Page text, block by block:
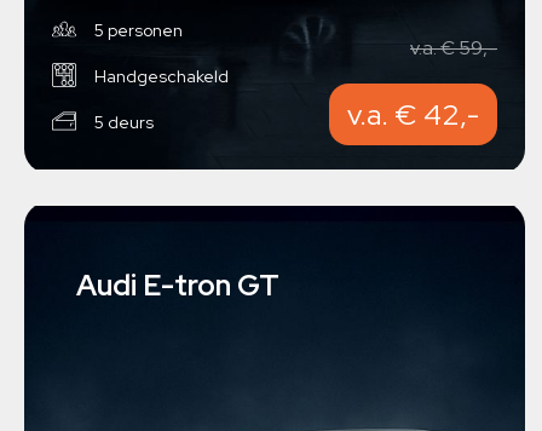
5 personen
Handgeschakeld
5 deurs
v.a. € 59,-
v.a. € 42,-
Audi E-tron GT